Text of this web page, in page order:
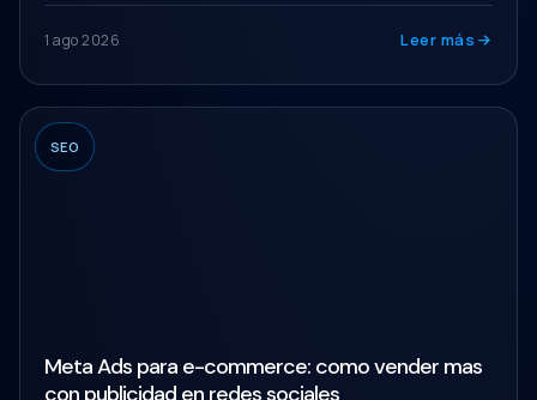
1 ago 2026 Leer más
SEO
Meta Ads para e-commerce: como vender mas
con publicidad en redes sociales